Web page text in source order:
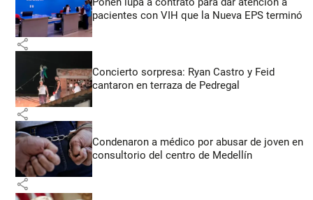
pacientes con VIH que la Nueva EPS terminó
share
Concierto sorpresa: Ryan Castro y Feid
cantaron en terraza de Pedregal
share
Condenaron a médico por abusar de joven en
consultorio del centro de Medellín
share